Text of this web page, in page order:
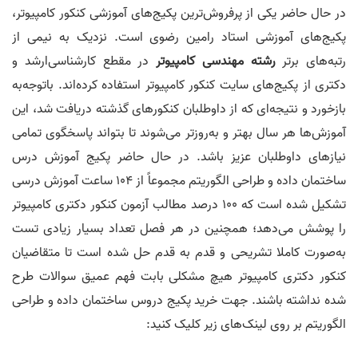
در حال حاضر یکی از پرفروش‌ترین پکیج‌های آموزشی کنکور کامپیوتر،
پکیج‌های آموزشی استاد رامین رضوی است. نزدیک به نیمی از
رتبه‌های برتررشته مهندسی کامپیوتر در مقطع کارشناسی‌ارشد و
دکتری از پکیج‌های سایت کنکور کامپیوتر استفاده کرده‌اند. باتوجه‌به
بازخورد و نتیجه‌ای که از داوطلبان کنکور‌های گذشته دریافت شد، این
آموزش‌ها هر سال بهتر و به‌روزتر می‌شوند تا بتواند پاسخگوی تمامی
نیاز‌های داوطلبان عزیز باشد. در حال حاضر پکیج آموزش درس
ساختمان داده و طراحی الگوریتم مجموعاً از 104 ساعت آموزش درسی
تشکیل شده است که 100 درصد مطالب آزمون کنکور دکتری کامپیوتر
را پوشش می‌دهد؛ همچنین در هر فصل تعداد بسیار زیادی تست
به‌صورت کاملا تشریحی و قدم به قدم حل شده است تا متقاضیان
کنکور دکتری کامپیوتر هیچ مشکلی بابت فهم عمیق سوالات طرح
شده نداشته باشند. جهت خرید پکیج دروس ساختمان داده و طراحی
الگوریتم بر روی لینک‌های زیر کلیک کنید: